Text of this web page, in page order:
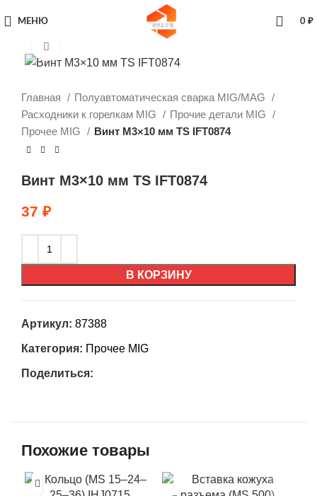
МЕНЮ 0 ₽
Главная
Полуавтоматическая сварка MIG/MAG
Расходники к горелкам MIG
Прочие детали MIG
Прочее MIG
Винт М3×10 мм TS IFT0874
Винт М3×10 мм TS IFT0874
37 ₽
В КОРЗИНУ
Артикул: 87388
Категория: Прочее MIG
Поделиться:
Похожие товары